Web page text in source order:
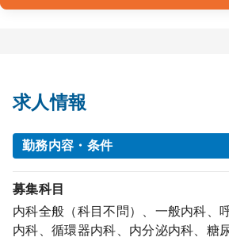
求人情報
勤務内容・条件
募集科目
内科全般（科目不問）、一般内科、
内科、循環器内科、内分泌内科、糖